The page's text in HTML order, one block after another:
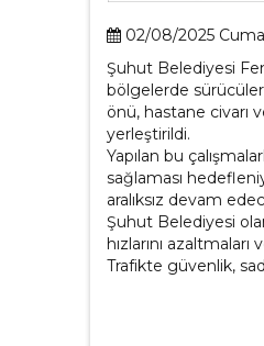
02/08/2025
Şuhut Belediyesi
bölgelerde
önü, hastane civarı
yerleştirildi.
Yapılan bu
sağlaması
aralıksız devam
Şuhut Belediyesi
hızlarını
Trafikte güvenlik,